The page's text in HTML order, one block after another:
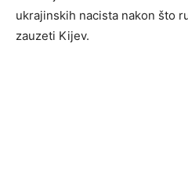
ukrajinskih nacista nakon što
zauzeti Kijev.